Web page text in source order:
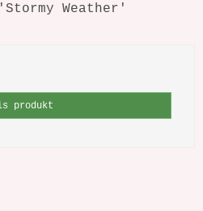
Weather'
produkt